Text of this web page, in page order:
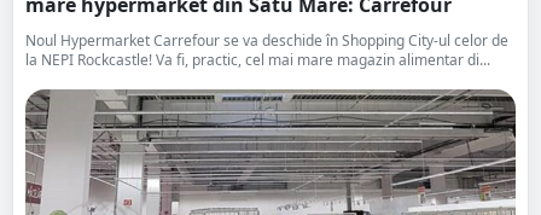
Noul Hypermarket Carrefour se va deschide în Shopping City-ul celor de
la NEPI Rockcastle! Va fi, practic, cel mai mare magazin alimentar di...